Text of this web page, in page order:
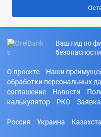
Ваш гид по
безопасности
О проекте Наши
обработки персональных
соглашение
Новости
калькулятор
РКО
Россия Украина